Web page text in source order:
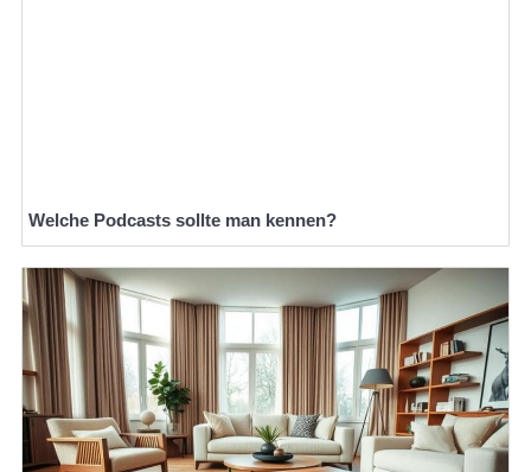
Welche Podcasts sollte man kennen?